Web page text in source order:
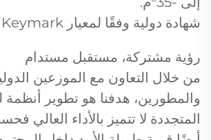
شهادة دولية وفقًا لمعيار Solar Keymark.
رؤية مشتركة، مستقبل مستدام
من خلال التعاون مع الموزعين
والمطورين، هدفنا هو تطوير أنظمة
المتجددة لا تتميز بالأداء العالي